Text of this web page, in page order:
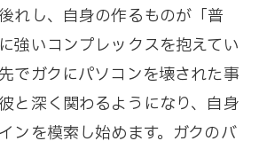
れし、自身の作るものが「普
強いコンプレックスを抱えてい
でガクにパソコンを壊された事
と深く関わるようになり、自身
ンを模索し始めます。ガクのバ